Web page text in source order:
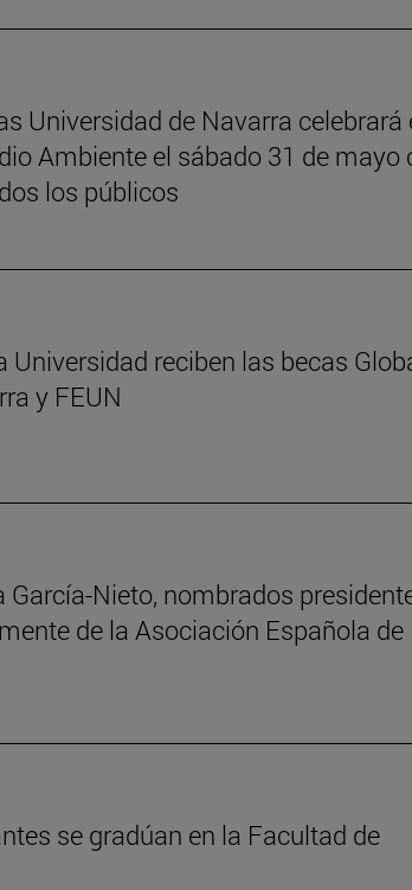
Universidad de Navarra celebrará
Ambiente el sábado 31 de mayo
los públicos
Universidad reciben las becas
y FEUN
García-Nieto, nombrados
de la Asociación Española de
se gradúan en la Facultad de